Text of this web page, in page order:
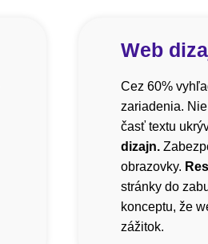
Web
Cez 60%
zariadenia.
časť textu
dizajn.
obrazovky.
stránky do
konceptu, že
zážitok.